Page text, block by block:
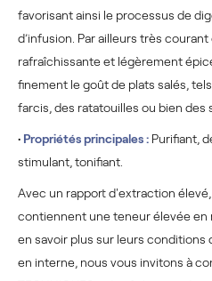
favorisant ainsi le processus de
d’infusion. Par ailleurs très
rafraîchissante et légèrement
finement le goût de plats salés,
farcis, des ratatouilles ou bien des
• Propriétés principales : Purifiant,
stimulant, tonifiant.
Avec un rapport d'extraction
contiennent une teneur élevée en
en savoir plus sur leurs
en interne, nous vous invitons à